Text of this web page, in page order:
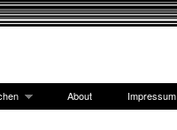
About Impressum